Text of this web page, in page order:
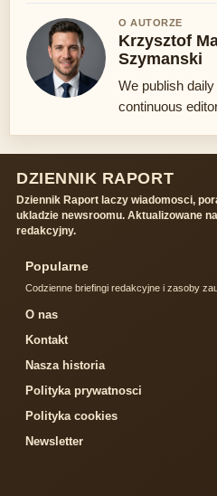
O AUTORZE
Krzysztof
Szymanski
We publish
continuous
DZIENNIK RAPORT
Dziennik Raport laczy wiadomosci,
ukladzie newsroomu. Aktualizowane
redakcyjny.
Popularne
Codzienne briefingi redakcyjne i zasoby
O nas
Kontakt
Nasza historia
Polityka prywatnosci
Polityka cookies
Newsletter